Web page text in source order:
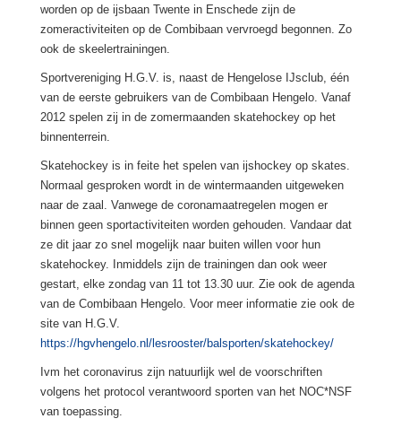
worden op de ijsbaan Twente in Enschede zijn de
zomeractiviteiten op de Combibaan vervroegd begonnen. Zo
ook de skeelertrainingen.
Sportvereniging H.G.V. is, naast de Hengelose IJsclub, één
van de eerste gebruikers van de Combibaan Hengelo. Vanaf
2012 spelen zij in de zomermaanden skatehockey op het
binnenterrein.
Skatehockey is in feite het spelen van ijshockey op skates.
Normaal gesproken wordt in de wintermaanden uitgeweken
naar de zaal. Vanwege de coronamaatregelen mogen er
binnen geen sportactiviteiten worden gehouden. Vandaar dat
ze dit jaar zo snel mogelijk naar buiten willen voor hun
skatehockey. Inmiddels zijn de trainingen dan ook weer
gestart, elke zondag van 11 tot 13.30 uur. Zie ook de agenda
van de Combibaan Hengelo. Voor meer informatie zie ook de
site van H.G.V.
https://hgvhengelo.nl/lesrooster/balsporten/skatehockey/
Ivm het coronavirus zijn natuurlijk wel de voorschriften
volgens het protocol verantwoord sporten van het NOC*NSF
van toepassing.